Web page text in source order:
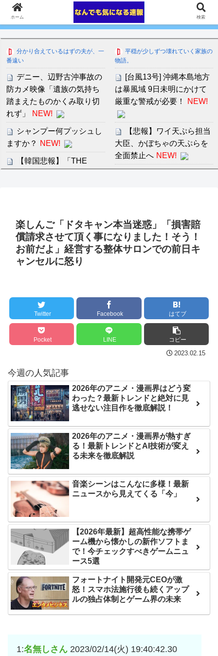
分かり合えているはずの夫が、一
番遠い
デニー、辺野古沖事故の
防カメ映像「遺族の気持ち
踏まえたものかくみ取り切
れず」
NEW!
シャンプー何プッシュし
ますか？
NEW!
【韓国悲報】「THE
【朗報】阪神前川、4試
合ぶりスタメンで高橋宏斗
からヒット！「結果を残す
偽りの勇者伝承- 第4話 感
想：敵を探すよりトアの書
を餌に誘き出す作戦！
【画像】発達障害の子ど
日本が北朝鮮に辛勝し二
次予選3連勝も、海外ファン
は采配に辛辣「おそろしい
内容の後半」「今日の森保
はチキン」
七ツ森りり ご令嬢と召使
いの禁断の恋…1日だけ許さ
れた夫婦としての時間をひ
たすら愛し合う。
Powered by livedoor 相
互RSS
平穏が少しずつ壊れていく家族の
物語。
[台風13号] 沖縄本島地方
は暴風域 9日未明にかけて
厳重な警戒が必要！
NEW!
【悲報】ワイ天ぷら担当
大臣、かぼちゃの天ぷらを
全面禁止へ NEW!
キング 直近3週間｜2026年
8/3まで
すまん熊本やがコンビニ
に食品も水もない
ディズニーが「大課金時
円の課金チケに
海外「日本よ、お前がナ
後の日本の対応のスピード
に世界が衝撃
【第7話予告】水10ドラ
マ『ラムネモンキー』 トレ
ンディなクリスマスイヴ
2/25(水)
のに、家族が猛反対。家族
から信じられない言葉が飛
び出した… 他
「本気で潰しにきてる」
滝沢秀明の新オーディショ
ンが“まんまジャニーズ”とフ
互RSS
楽しんご「ドタキャン本当迷惑」「損害賠
償請求させて頂く事になりました！そう！
お前だよ」経営する整体サロンでの前日キ
ャンセルに怒り
Twitter Facebook はてブ
Pocket LINE コピー
2023.02.15
今週の人気記事
2026年のアニメ・漫画界はどう変
わった？最新トレンドと絶対に見
逃せない注目作を徹底解説！
2026年のアニメ・漫画界が熱すぎ
る！最新トレンドとAI技術が変え
る未来を徹底解説
音楽シーンはこんなに多様！最新
ニュースから見えてくる「今」
【2026年最新】超高性能な携帯ゲ
ーム機から懐かしの新作ソフトま
で！今チェックすべきゲームニュ
ース5選
フォートナイト開発元CEOが激
怒！スマホ法施行後も続くアップ
ルの独占体制とゲーム界の未来
1:名無しさん 2023/02/14(火) 19:40:42.30
ホーム 検索